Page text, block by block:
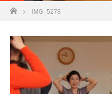
ホーム
IMG_5278